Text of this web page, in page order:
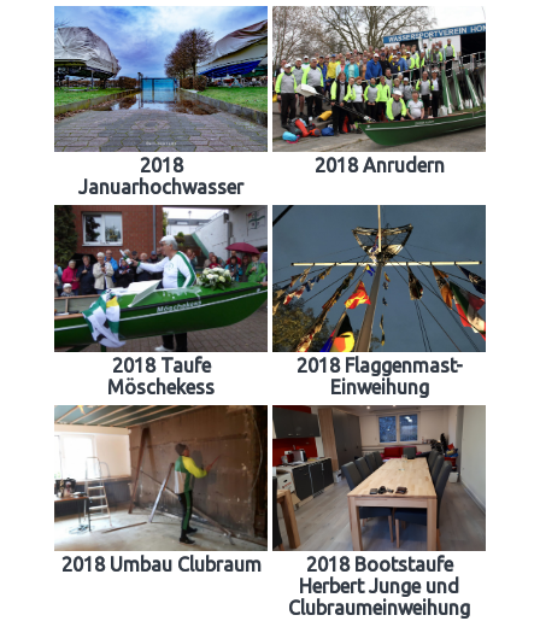
2018
Januarhochwasser
2018 Anrudern
2018 Taufe
Möschekess
2018 Flaggenmast-
Einweihung
2018 Umbau Clubraum
2018 Bootstaufe
Herbert Junge und
Clubraumeinweihung